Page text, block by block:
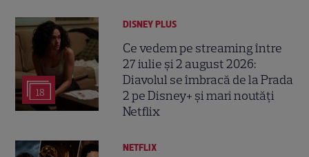
18
DISNEY PLUS
Ce vedem pe streaming între
27 iulie și 2 august 2026:
Diavolul se îmbracă de la Prada
2 pe Disney+ și mari noutăți
Netflix
NETFLIX